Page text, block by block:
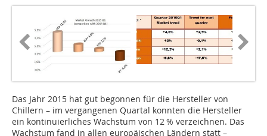
Das Jahr 2015 hat gut begonnen für die Hersteller von
Chillern – im vergangenen Quartal konnten die Hersteller
ein kontinuierliches Wachstum von 12 % verzeichnen. Das
Wachstum fand in allen europäischen Ländern statt –